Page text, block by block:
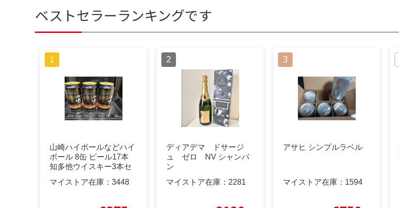
ベストセラーランキングです
山崎ハイボールなどハイ
ボール 8缶 ビール17本
知多他ウイスキー3本セ
マイストア在庫： 3448
ディアデマ ドサージ
ュ ゼロ NV シャンパ
ン
マイストア在庫： 2281
アサヒ シンプルラベル
マイストア在庫： 1594